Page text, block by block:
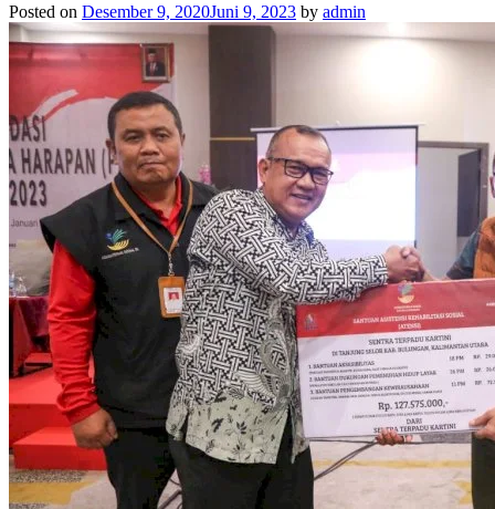
Posted on Desember 9, 2020Juni 9, 2023 by admin